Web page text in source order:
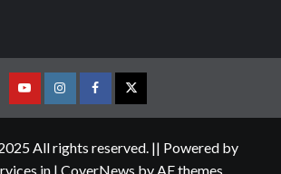
YoutubeVimeoFacebookTwitter
All rights reserved. || Powered by
| CoverNews by AF themes.